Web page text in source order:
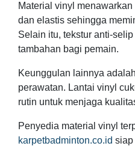
Material vinyl
dan elastis sehingga
Selain itu, tekstur anti-
tambahan bagi pemain.
Keunggulan lainnya
perawatan. Lantai vinyl
rutin untuk menjaga
Penyedia material vinyl
karpetbadminton.co.id siap